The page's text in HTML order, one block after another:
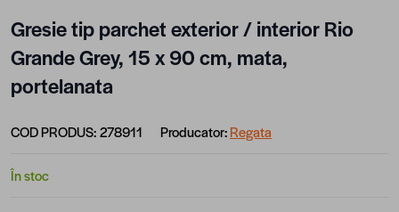
Gresie tip parchet exterior / interior Rio
Grande Grey, 15 x 90 cm, mata,
portelanata
COD PRODUS:278911 Producator:Regata
În stoc